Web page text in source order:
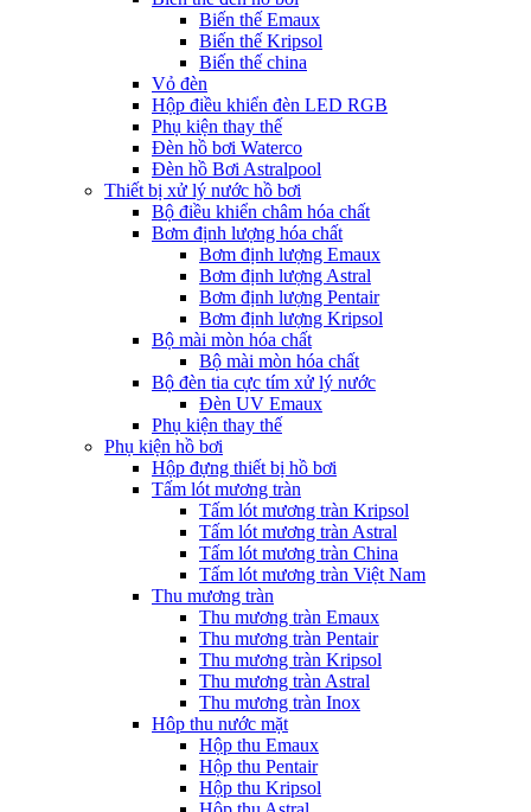
Biến thế Emaux
Biến thế Kripsol
Biến thế china
Vỏ đèn
Hộp điều khiển đèn LED RGB
Phụ kiện thay thế
Đèn hồ bơi Waterco
Đèn hồ Bơi Astralpool
Thiết bị xử lý nước hồ bơi
Bộ điều khiển châm hóa chất
Bơm định lượng hóa chất
Bơm định lượng Emaux
Bơm định lượng Astral
Bơm định lượng Pentair
Bơm định lượng Kripsol
Bộ mài mòn hóa chất
Bộ mài mòn hóa chất
Bộ đèn tia cực tím xử lý nước
Đèn UV Emaux
Phụ kiện thay thế
Phụ kiện hồ bơi
Hộp đựng thiết bị hồ bơi
Tấm lót mương tràn
Tấm lót mương tràn Kripsol
Tấm lót mương tràn Astral
Tấm lót mương tràn China
Tấm lót mương tràn Việt Nam
Thu mương tràn
Thu mương tràn Emaux
Thu mương tràn Pentair
Thu mương tràn Kripsol
Thu mương tràn Astral
Thu mương tràn Inox
Hôp thu nước mặt
Hộp thu Emaux
Hộp thu Pentair
Hộp thu Kripsol